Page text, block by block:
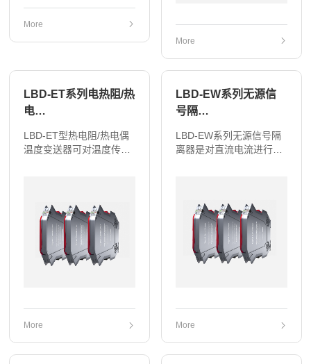
More
More
LBD-ET系列电热阻/热
电…
LBD-ET型热电阻/热电偶
温度变送器可对温度传感
NR、S、B进行精确测量
进…
More
LBD-EW系列无源信
号隔…
LBD-EW系列无源信号隔
离器是对直流电流进行精
感器、显示仪表相接，
同…
More